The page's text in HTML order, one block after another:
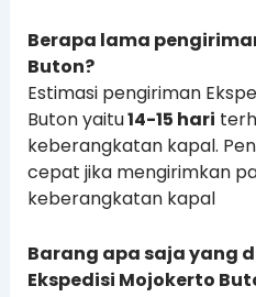
Berapa lama
Buton?
Estimasi pengiriman
Buton yaitu14-15 hari
keberangkatan kapal.
cepat jika mengirimkan
keberangkatan kapal
Barang apa saja yang
Ekspedisi Mojokerto